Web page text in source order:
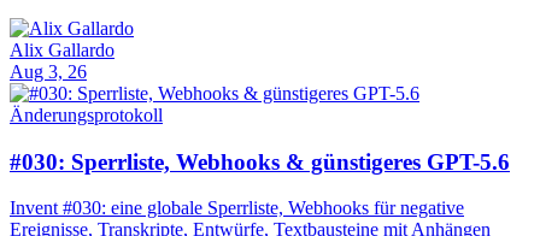
Alix Gallardo
Aug 3, 26
Änderungsprotokoll
#030: Sperrliste, Webhooks & günstigeres GPT-5.6
Invent #030: eine globale Sperrliste, Webhooks für negative
Ereignisse, Transkripte, Entwürfe, Textbausteine mit Anhängen